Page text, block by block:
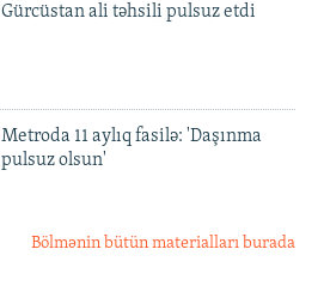
Gürcüstan ali təhsili pulsuz etdi
Metroda 11 aylıq fasilə: 'Daşınma
pulsuz olsun'
Bölmənin bütün materialları burada